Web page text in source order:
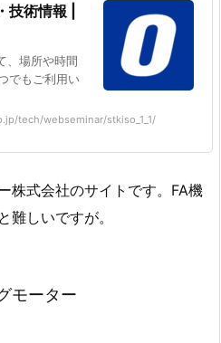
術情報 |
、場所や時間
でもご利用い
tech/webseminar/stkiso_1_1/
株式会社のサイトです。FA機
難しいですが。
モーター